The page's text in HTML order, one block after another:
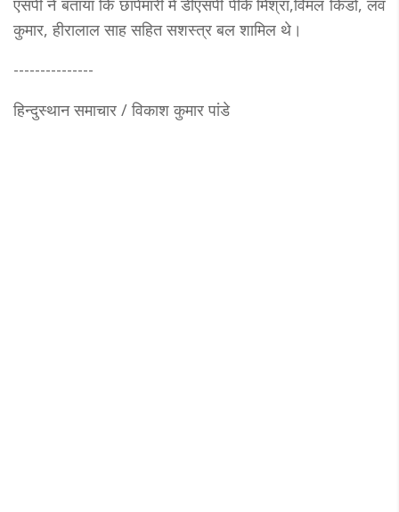
एसपी ने बताया कि छापेमारी में डीएसपी पीके मिश्रा,विमल किंडो, लव
कुमार, हीरालाल साह सहित सशस्त्र बल शामिल थे।
---------------
हिन्दुस्थान समाचार / विकाश कुमार पांडे